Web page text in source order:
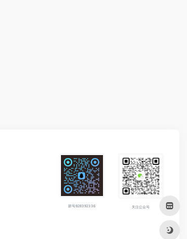
群号928392336 关注公众号